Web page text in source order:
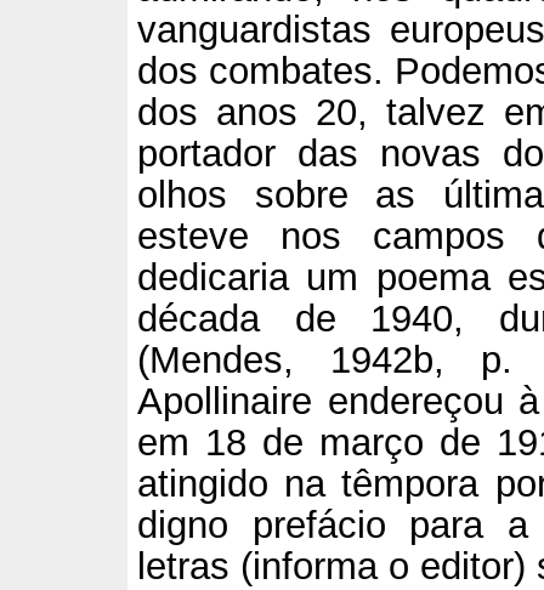
vanguardistas
dos combates.
dos anos 20, talvez
portador das novas
olhos sobre as
esteve nos campos
dedicaria um poema
década de 1940,
(Mendes, 1942b, p.
Apollinaire endereçou
em 18 de março de
atingido na têmpora
digno prefácio para
letras (informa o